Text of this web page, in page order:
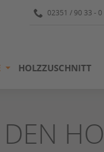
02351 / 90 33 - 0
HOLZZUSCHNITT